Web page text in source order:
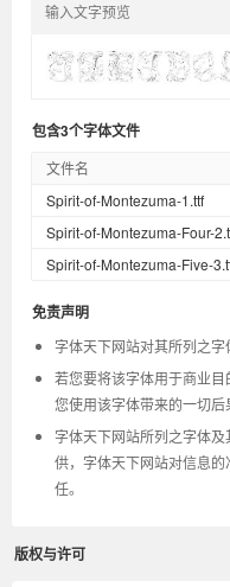
包含3个字体文件
文件名
Spirit-of-Montezuma-1.ttf
Spirit-of-Montezuma-Four-
Spirit-of-Montezuma-Five-
免责声明
字体天下网站对其所列之字
若您要将该字体用于商业
您使用该字体带来的一切后
字体天下网站所列之字体
供，字体天下网站对信息
任。
版权与许可